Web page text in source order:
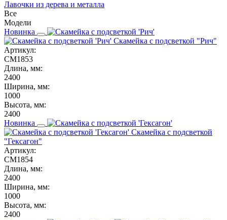
Лавочки из дерева и металла
Все
Модели
Новинка
Скамейка с подсветкой "Рич"
Артикул:
СМ1853
Длина, мм:
2400
Ширина, мм:
1000
Высота, мм:
2400
Новинка
Скамейка с подсветкой
"Гексагон"
Артикул:
СМ1854
Длина, мм:
2400
Ширина, мм:
1000
Высота, мм:
2400